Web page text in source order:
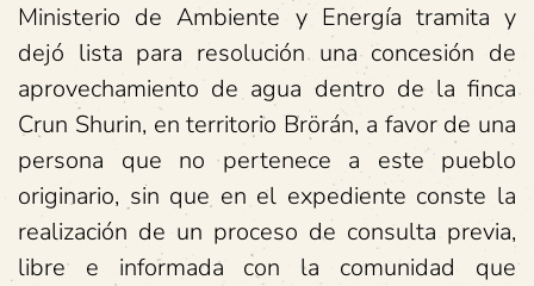
Ministerio de Ambiente y Energía tramita y
dejó lista para resolución una concesión de
aprovechamiento de agua dentro de la finca
Crun Shurin, en territorio Brörán, a favor de una
persona que no pertenece a este pueblo
originario, sin que en el expediente conste la
realización de un proceso de consulta previa,
libre e informada con la comunidad que